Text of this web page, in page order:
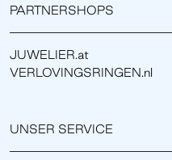
PARTNERSHOPS
JUWELIER.at
VERLOVINGSRINGEN.nl
UNSER SERVICE